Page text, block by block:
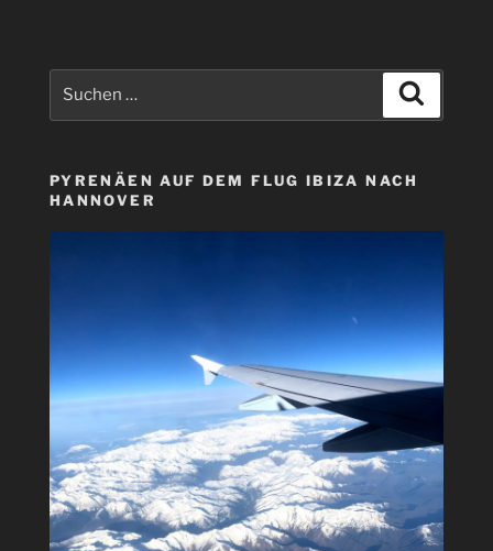
Ägypten“
PYRENÄEN AUF DEM FLUG IBIZA NACH
HANNOVER